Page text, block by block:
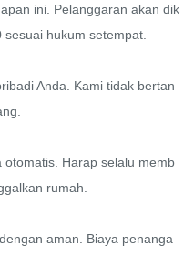
ini. Pelanggaran akan dik
hukum setempat.
Anda. Kami tidak bertan
Harap selalu memb
rumah.
aman. Biaya penanga